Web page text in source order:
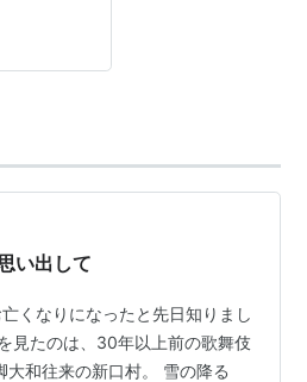
い出して
くなりになったと先日知りまし
見たのは、30年以上前の歌舞伎
大和往来の新口村。 雪の降る